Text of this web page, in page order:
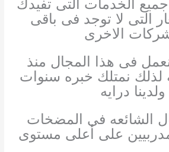
الخدمات التى تفيدك
التى لا توجد فى باقى
الاخرى
فى هذا المجال منذ
نمتلك خبره سنوات
ولدينا درايه
الشائعه فى المضخات
مدربيين على أعلى مستوى